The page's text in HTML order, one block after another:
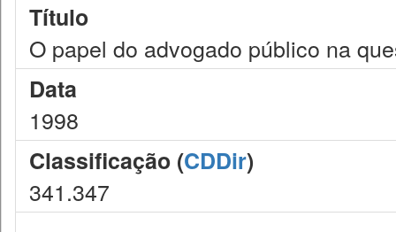
Título
O papel do advogado público na
Data
1998
Classificação (CDDir)
341.347